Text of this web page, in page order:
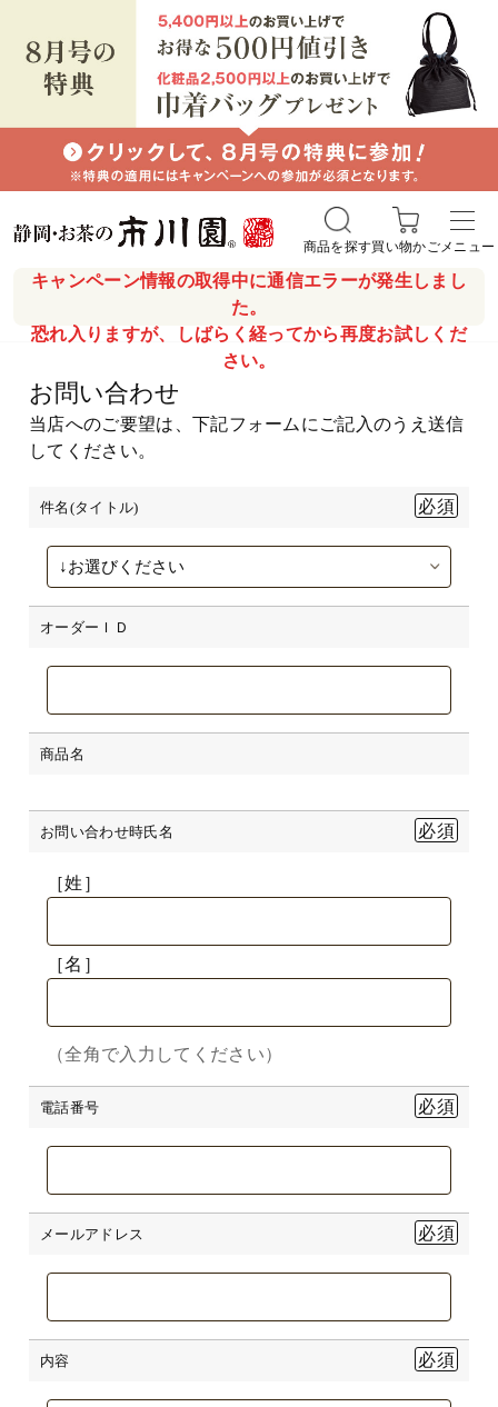
キャンペーン情報の取得中に通信エラーが発生しまし
た。
恐れ入りますが、しばらく経ってから再度お試しくだ
さい。
商品を探す買い物かごメニュー
お問い合わせ
当店へのご要望は、下記フォームにご記入のうえ送信
してください。
件名(タイトル)
オーダーＩＤ
商品名
お問い合わせ時氏名
［姓］
［名］
（全角で入力してください）
電話番号
メールアドレス
内容